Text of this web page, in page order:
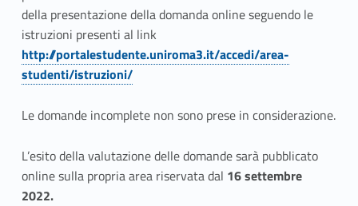
t
o
l
o
della presentazione della domanda online seguendo le
istruzioni presenti al link
http://portalestudente.uniroma3.it/accedi/area-
studenti/istruzioni/
Le domande incomplete non sono prese in considerazione.
L’esito della valutazione delle domande sarà pubblicato
online sulla propria area riservata dal 16 settembre
2022.